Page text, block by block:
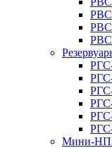
Мини-